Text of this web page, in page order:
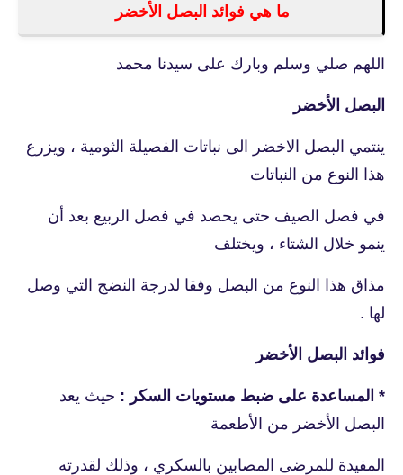
ما هي فوائد البصل الأخضر
اللهم صلي وسلم وبارك على سيدنا محمد
البصل الأخضر
ينتمي البصل الاخضر الى نباتات الفصيلة الثومية ، ويزرع
هذا النوع من النباتات
في فصل الصيف حتى يحصد في فصل الربيع بعد أن
ينمو خلال الشتاء ، ويختلف
مذاق هذا النوع من البصل وفقا لدرجة النضج التي وصل
لها .
فوائد البصل الأخضر
* المساعدة على ضبط مستويات السكر : حيث يعد
البصل الأخضر من الأطعمة
المفيدة للمرضى المصابين بالسكري ، وذلك لقدرته